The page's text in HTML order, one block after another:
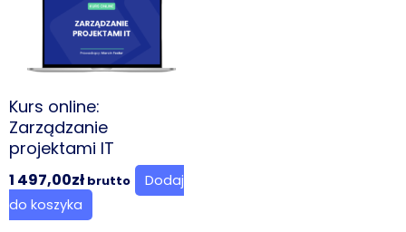
Kurs online:
Zarządzanie
projektami IT
1 497,00zł brutto
Dodaj
do koszyka